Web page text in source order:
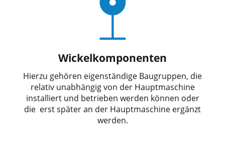
Wickelkomponenten
Hierzu gehören eigenständige Baugruppen, die
relativ unabhängig von der Hauptmaschine
installiert und betrieben werden können oder
die erst später an der Hauptmaschine ergänzt
werden.